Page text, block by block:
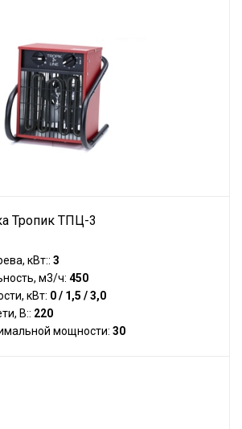
Тропик ТПЦ-3
кВт:: 3
м3/ч: 450
кВт: 0 / 1,5 / 3,0
В:: 220
мощности: 30